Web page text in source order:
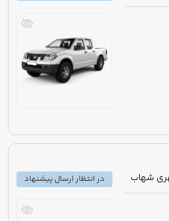
در انتظار ارسال پیشنهاد